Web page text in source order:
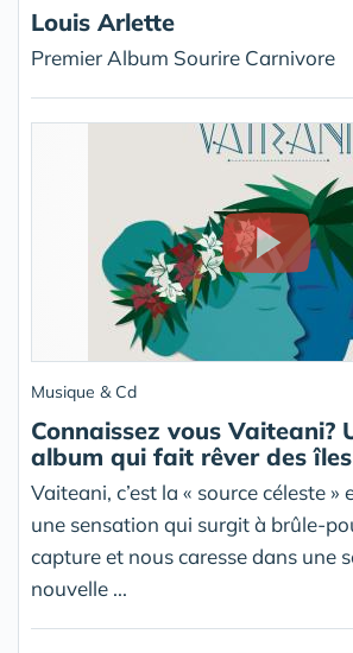
Louis Arlette
Premier Album Sourire Carnivore
Musique & Cd
Connaissez vous Vaiteani?
album qui fait rêver des îles
Vaiteani, c’est la « source céleste »
une sensation qui surgit à brûle-
capture et nous caresse dans une
nouvelle ...